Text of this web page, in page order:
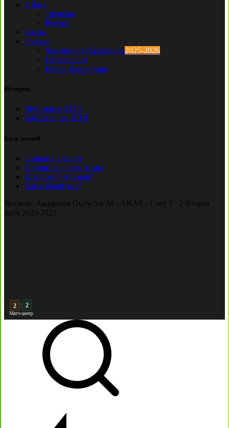
1 Лига
Тренеры
Рефери
Клубы
Футзал
Чемпионат Казахстана2025-2026
Первая лига
Кубок Казахстана
История
Чемпионы КПЛ
Бомбардиры КПЛ
База знаний
Ставки на спорт
Причины и симптомы
Кто такой лудоман?
Как избавиться?
Читаете: Академия Оңтүстік М - AKAS - Счет 3 : 2 Вторая
лига 2023 2023
3 :
Матч-центр